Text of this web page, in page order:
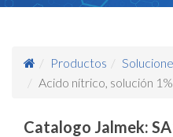
Productos
Acido nítrico, solución
Catalogo Jalmek: